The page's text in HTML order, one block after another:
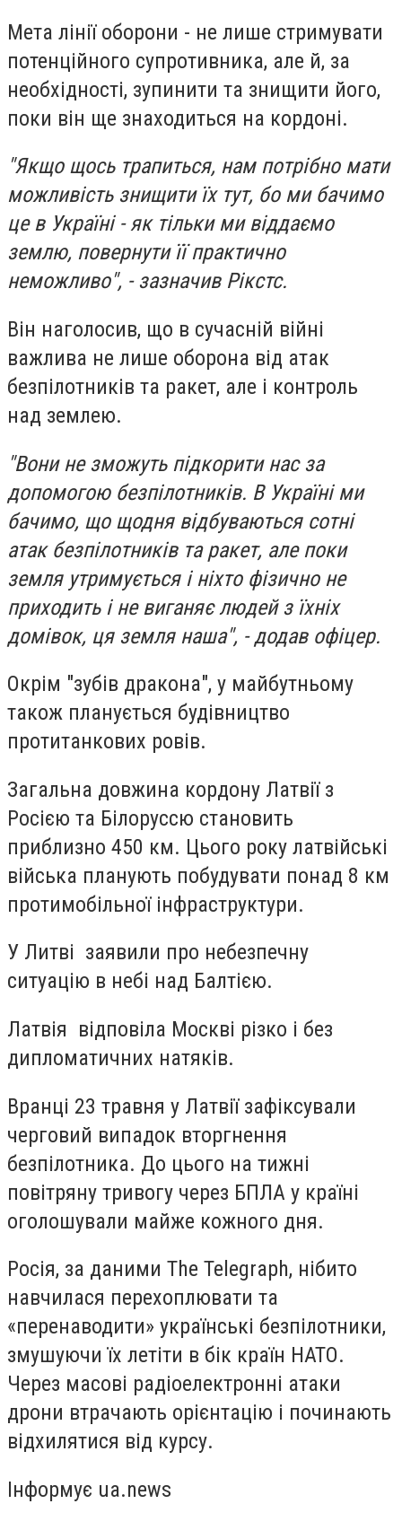
Мета лінії оборони - не лише стримувати
потенційного супротивника, але й, за
необхідності, зупинити та знищити його,
поки він ще знаходиться на кордоні.
"Якщо щось трапиться, нам потрібно мати
можливість знищити їх тут, бо ми бачимо
це в Україні - як тільки ми віддаємо
землю, повернути її практично
неможливо", - зазначив Рікстс.
Він наголосив, що в сучасній війні
важлива не лише оборона від атак
безпілотників та ракет, але і контроль
над землею.
"Вони не зможуть підкорити нас за
допомогою безпілотників. В Україні ми
бачимо, що щодня відбуваються сотні
атак безпілотників та ракет, але поки
земля утримується і ніхто фізично не
приходить і не виганяє людей з їхніх
домівок, ця земля наша", - додав офіцер.
Окрім "зубів дракона", у майбутньому
також планується будівництво
протитанкових ровів.
Загальна довжина кордону Латвії з
Росією та Білоруссю становить
приблизно 450 км. Цього року латвійські
війська планують побудувати понад 8 км
протимобільної інфраструктури.
У Литві заявили про небезпечну
ситуацію в небі над Балтією.
Латвія відповіла Москві різко і без
дипломатичних натяків.
Вранці 23 травня у Латвії зафіксували
черговий випадок вторгнення
безпілотника. До цього на тижні
повітряну тривогу через БПЛА у країні
оголошували майже кожного дня.
Росія, за даними The Telegraph, нібито
навчилася перехоплювати та
«перенаводити» українські безпілотники,
змушуючи їх летіти в бік країн НАТО.
Через масові радіоелектронні атаки
дрони втрачають орієнтацію і починають
відхилятися від курсу.
Інформує ua.news